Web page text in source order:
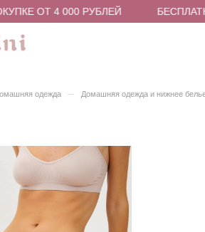
ОТ 4 000 РУБЛЕЙ
одежда – Домашняя одежда и нижнее